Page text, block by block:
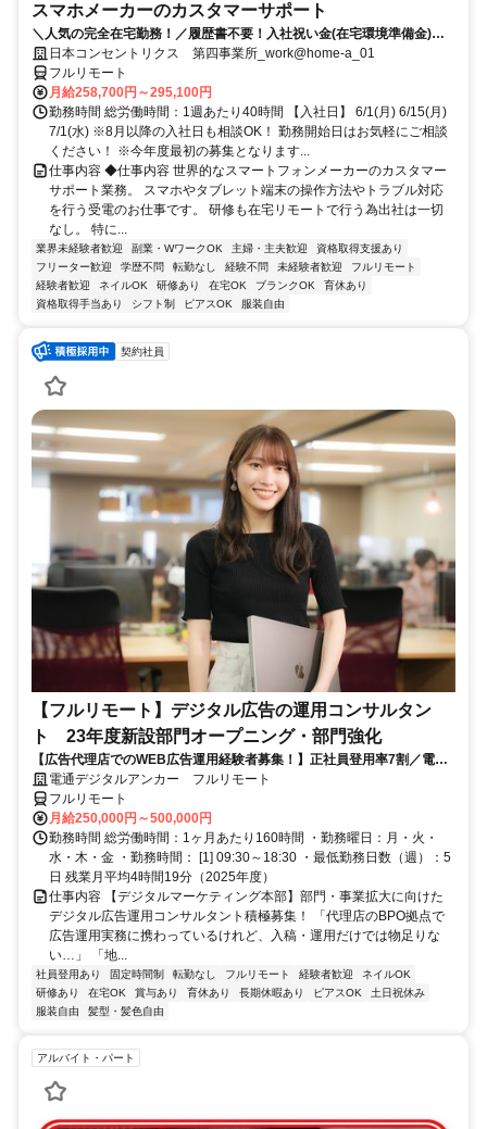
スマホメーカーのカスタマーサポート
＼人気の完全在宅勤務！／履歴書不要！入社祝い金(在宅環境準備金)最
大5万円支給！入社手続きから研修・業務とすべてフルリモートなので
お住まいに関係なく働くことが出来る環境です！
日本コンセントリクス 第四事業所_work@home-a_01
フルリモート
月給258,700円～295,100円
勤務時間 総労働時間：1週あたり40時間 【入社日】 6/1(月) 6/15(月)
7/1(水) ※8月以降の入社日も相談OK！ 勤務開始日はお気軽にご相談
ください！ ※今年度最初の募集となります...
仕事内容 ◆仕事内容 世界的なスマートフォンメーカーのカスタマー
サポート業務。 スマホやタブレット端末の操作方法やトラブル対応
を行う受電のお仕事です。 研修も在宅リモートで行う為出社は一切
なし。 特に...
業界未経験者歓迎 副業・WワークOK 主婦・主夫歓迎
資格取得支援あり
フリーター歓迎
学歴不問 転勤なし 経験不問 未経験者歓迎
フルリモート
経験者歓迎
ネイルOK 研修あり 在宅OK ブランクOK
育休あり
資格取得手当あり
シフト制 ピアスOK 服装自由
契約社員
【フルリモート】デジタル広告の運用コンサルタン
ト 23年度新設部門オープニング・部門強化
【広告代理店でのWEB広告運用経験者募集！】正社員登用率7割／電通
G／全国×完全在宅／年休126日・土日祝休み／残業月平均4時間19分
電通デジタルアンカー フルリモート
フルリモート
月給250,000円～500,000円
勤務時間 総労働時間：1ヶ月あたり160時間 ・勤務曜日：月・火・
水・木・金 ・勤務時間： [1] 09:30～18:30 ・最低勤務日数（週）：5
日 残業月平均4時間19分（2025年度）
仕事内容 【デジタルマーケティング本部】部門・事業拡大に向けた
デジタル広告運用コンサルタント積極募集！ 「代理店のBPO拠点で
広告運用実務に携わっているけれど、入稿・運用だけでは物足りな
い…」 「地...
社員登用あり 固定時間制 転勤なし フルリモート 経験者歓迎
ネイルOK
研修あり
在宅OK 賞与あり 育休あり 長期休暇あり ピアスOK
土日祝休み
服装自由
髪型・髪色自由
アルバイト・パート